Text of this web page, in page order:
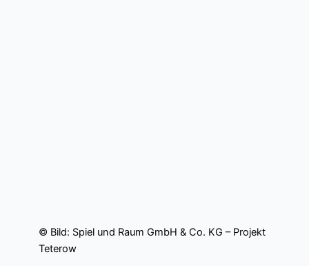
© Bild: Spiel und Raum GmbH & Co. KG – Projekt
Teterow